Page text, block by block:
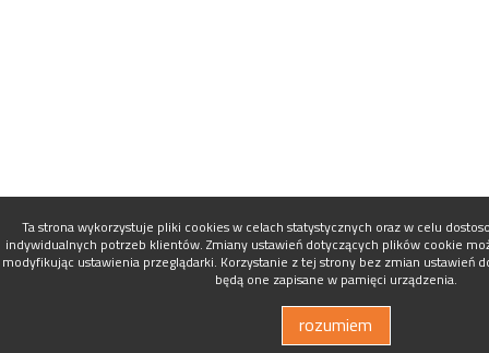
Ta strona wykorzystuje pliki cookies w celach statystycznych oraz w celu
indywidualnych potrzeb klientów. Zmiany ustawień dotyczących plików cookie
modyfikując ustawienia przeglądarki. Korzystanie z tej strony bez zmian ustawień
będą one zapisane w pamięci urządzenia.
rozumiem